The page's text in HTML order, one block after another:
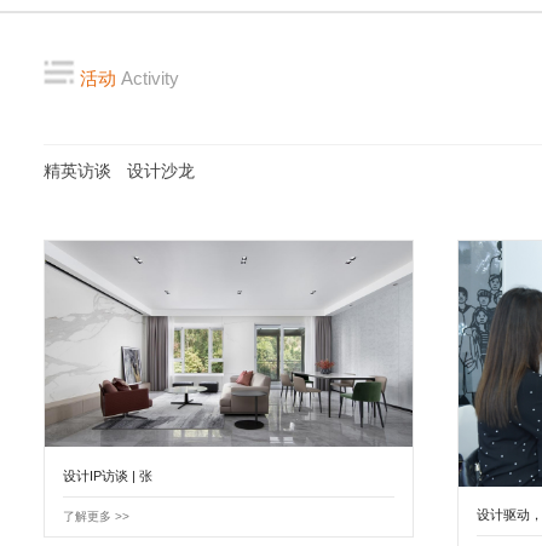
活动 Activity
精英访谈 设计沙龙
设计IP访谈 | 张
了解更多 >> 设计驱动